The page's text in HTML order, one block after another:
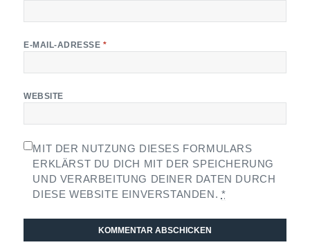
E-MAIL-ADRESSE *
WEBSITE
MIT DER NUTZUNG DIESES FORMULARS
ERKLÄRST DU DICH MIT DER SPEICHERUNG
UND VERARBEITUNG DEINER DATEN DURCH
DIESE WEBSITE EINVERSTANDEN. *